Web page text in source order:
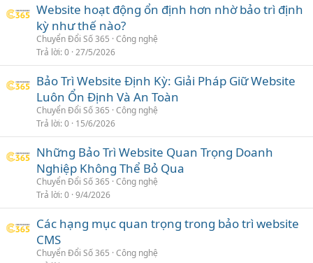
Website hoạt động ổn định hơn nhờ bảo trì định
kỳ như thế nào?
Chuyển Đổi Số 365 Công nghệ
Trả lời 0 27/5/2026
Bảo Trì Website Định Kỳ: Giải Pháp Giữ Website
Luôn Ổn Định Và An Toàn
Chuyển Đổi Số 365 Công nghệ
Trả lời 0 15/6/2026
Những Bảo Trì Website Quan Trọng Doanh
Nghiệp Không Thể Bỏ Qua
Chuyển Đổi Số 365 Công nghệ
Trả lời 0 9/4/2026
Các hạng mục quan trọng trong bảo trì website
CMS
Chuyển Đổi Số 365 Công nghệ